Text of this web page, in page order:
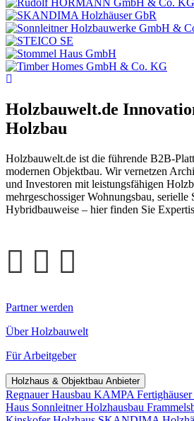
Holzbauwelt.de
Holzbau
Holzbauwelt.de ist die führende B2B-
modernen Objektbau. Wir vernetzen
und Investoren mit leistungsfähigen
mehrgeschossiger Wohnungsbau, serielle
Hybridbauweise – hier finden Sie
Partner werden
Über Holzbauwelt
Für Arbeitgeber
Holzhaus & Objektbau Anbieter
Regnauer Hausbau KAMPA Fertighäuser
Haus Sonnleitner Holzhausbau